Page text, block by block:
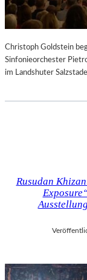
Christoph Goldstein
Sinfonieorchester
im Landshuter
Rusudan